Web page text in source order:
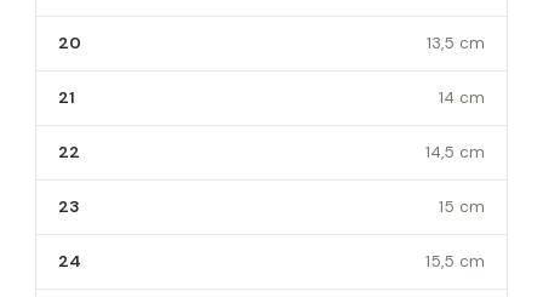
20 13,5 cm
21 14 cm
22 14,5 cm
23 15 cm
24 15,5 cm